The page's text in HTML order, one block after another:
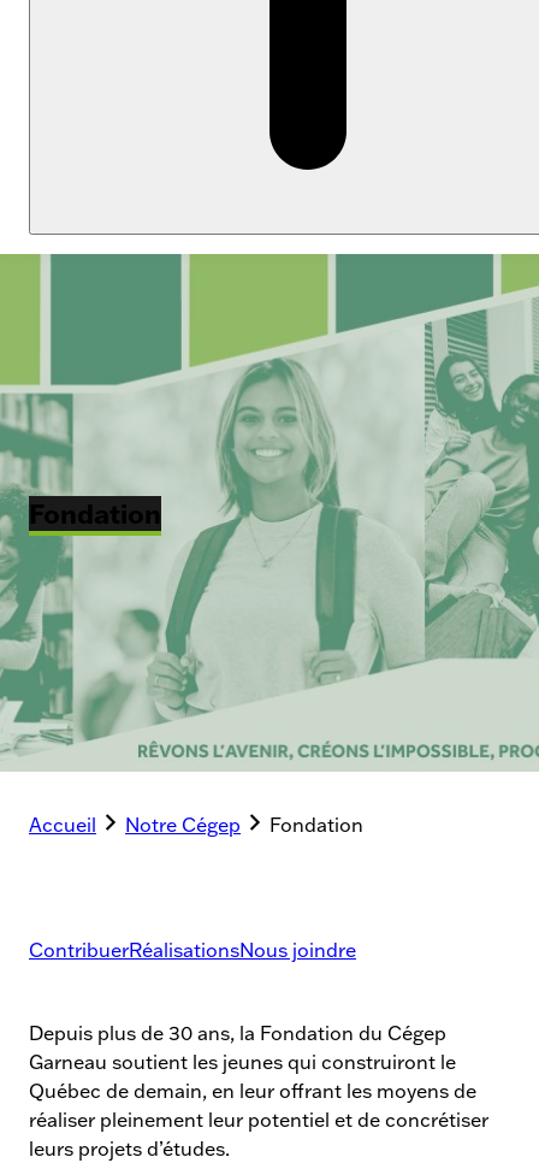
Fondation
Accueil Notre Cégep Fondation
ContribuerRéalisationsNous joindre
Depuis plus de 30 ans, la Fondation du Cégep
Garneau soutient les jeunes qui construiront le
Québec de demain, en leur offrant les moyens de
réaliser pleinement leur potentiel et de concrétiser
leurs projets d’études.